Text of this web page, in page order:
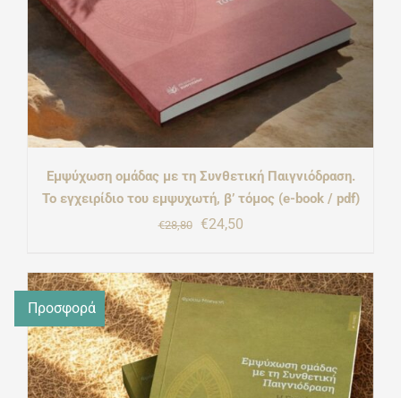
Εμψύχωση ομάδας με τη Συνθετική Παιγνιόδραση.
Το εγχειρίδιο του εμψυχωτή, β’ τόμος (e-book / pdf)
€28,80
Original
was:
€28,80.
€24,50Η
τιμή
Προσφορά